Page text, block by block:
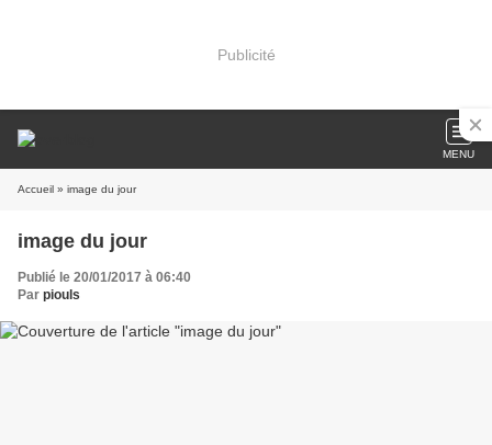
Publicité
MENU
Accueil » image du jour
image du jour
Publié le 20/01/2017 à 06:40
Par piouls